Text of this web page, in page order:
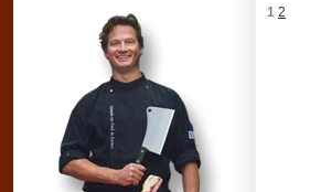
1 2